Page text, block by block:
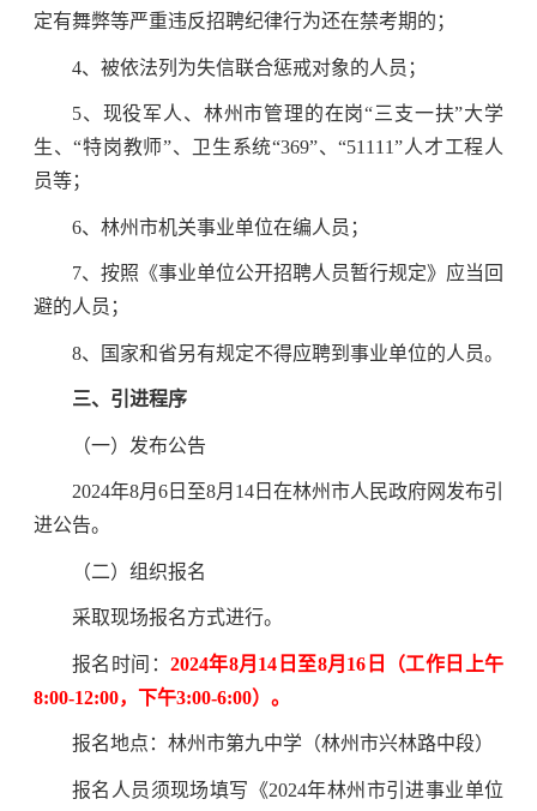
定有舞弊等严重违反招聘纪律行为还在禁考期的；
4、被依法列为失信联合惩戒对象的人员；
5、现役军人、林州市管理的在岗“三支一扶”大学
生、“特岗教师”、卫生系统“369”、“51111”人才工程人
员等；
6、林州市机关事业单位在编人员；
7、按照《事业单位公开招聘人员暂行规定》应当回
避的人员；
8、国家和省另有规定不得应聘到事业单位的人员。
三、引进程序
（一）发布公告
2024年8月6日至8月14日在林州市人民政府网发布引
进公告。
（二）组织报名
采取现场报名方式进行。
报名时间： 2024年8月14日至8月16日（工作日上午
8:00-12:00，下午3:00-6:00）。
报名地点：林州市第九中学（林州市兴林路中段）
报名人员须现场填写《2024年林州市引进事业单位